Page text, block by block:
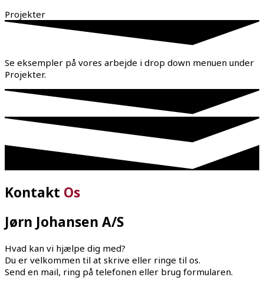
Projekter
Se eksempler på vores arbejde i drop down menuen under
Projekter.
Kontakt Os
Jørn Johansen A/S
Hvad kan vi hjælpe dig med?
Du er velkommen til at skrive eller ringe til os.
Send en mail, ring på telefonen eller brug formularen.